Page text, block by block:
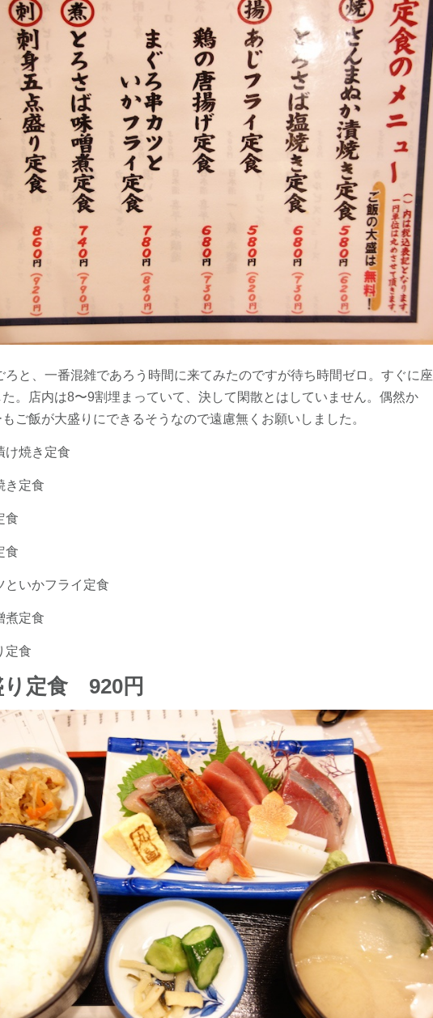
ろと、一番混雑であろう時間に来てみたのですが待ち時間ゼロ。すぐに座
。店内は8〜9割埋まっていて、決して閑散とはしていません。偶然か
ご飯が大盛りにできるそうなので遠慮無くお願いしました。
け焼き定食
き定食
食
食
といかフライ定食
煮定食
定食
り定食 920円